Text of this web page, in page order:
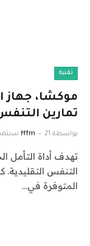
تقنية
موكشا، جهاز
تمارين
بواسطة fffm 21 سبتمبر، 2024
التنفس
المتوفرة في…